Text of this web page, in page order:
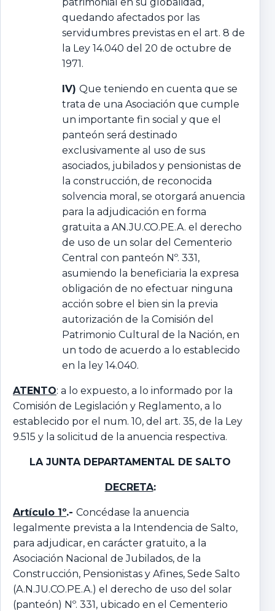
quedando afectados por las
servidumbres previstas en el art. 8 de
la Ley 14.040 del 20 de octubre de
1971.
IV) Que teniendo en cuenta que se
trata de una Asociación que cumple
un importante fin social y que el
panteón será destinado
exclusivamente al uso de sus
asociados, jubilados y pensionistas de
la construcción, de reconocida
solvencia moral, se otorgará anuencia
para la adjudicación en forma
gratuita a AN.JU.CO.PE.A. el derecho
de uso de un solar del Cementerio
Central con panteón Nº. 331,
asumiendo la beneficiaria la expresa
obligación de no efectuar ninguna
acción sobre el bien sin la previa
autorización de la Comisión del
Patrimonio Cultural de la Nación, en
un todo de acuerdo a lo establecido
en la ley 14.040.
ATENTO: a lo expuesto, a lo informado por la
Comisión de Legislación y Reglamento, a lo
establecido por el num. 10, del art. 35, de la Ley
9.515 y la solicitud de la anuencia respectiva.
LA JUNTA DEPARTAMENTAL DE SALTO
DECRETA:
Artículo 1º.- Concédase la anuencia
legalmente prevista a la Intendencia de Salto,
para adjudicar, en carácter gratuito, a la
Asociación Nacional de Jubilados, de la
Construcción, Pensionistas y Afines, Sede Salto
(A.N.JU.CO.PE.A.) el derecho de uso del solar
(panteón) Nº. 331, ubicado en el Cementerio